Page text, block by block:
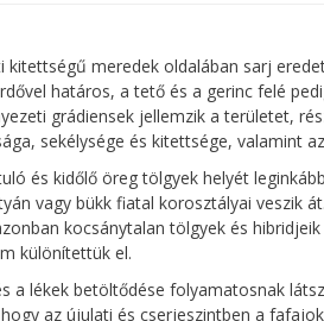
kitettségű meredek oldalában sarj
határos, a tető és a gerinc felé
grádiensek jellemzik a területet,
sekélysége és kitettsége, valamint
és kidőlő öreg tölgyek helyét
vagy bükk fiatal korosztályai veszik
kocsánytalan tölgyek és
különítettük el.
a lékek betöltődése folyamatosnak
az újulati és cserjeszintben a